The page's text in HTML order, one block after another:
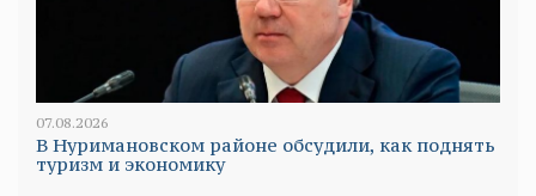
07.08.2026
В Нуримановском районе обсудили, как поднять
туризм и экономику